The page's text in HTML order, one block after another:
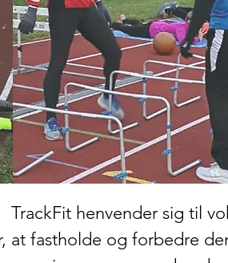
TrackFit henvender sig til
at fastholde og forbedre